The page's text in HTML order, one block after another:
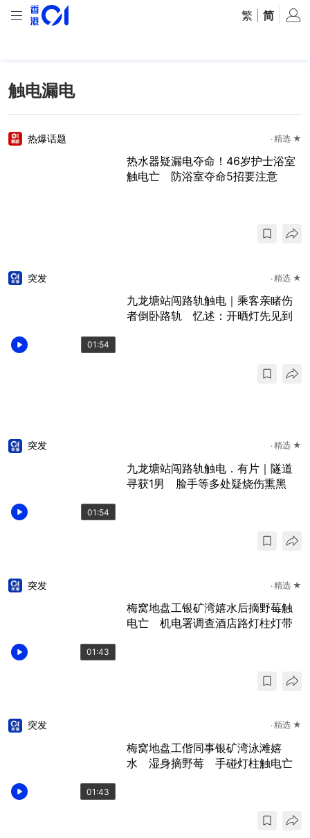
繁 简
触电漏电
热爆话题 精选 ★
热水器疑漏电夺命！46岁护士浴室
触电亡 防浴室夺命5招要注意
01:54
突发 精选 ★
九龙塘站闯路轨触电｜乘客亲睹伤
者倒卧路轨 忆述：开晒灯先见到
01:54
突发 精选 ★
九龙塘站闯路轨触电．有片｜隧道
寻获1男 脸手等多处疑烧伤熏黑
01:43
突发 精选 ★
梅窝地盘工银矿湾嬉水后摘野莓触
电亡 机电署调查酒店路灯柱灯带
01:43
突发 精选 ★
梅窝地盘工偕同事银矿湾泳滩嬉
水 湿身摘野莓 手碰灯柱触电亡